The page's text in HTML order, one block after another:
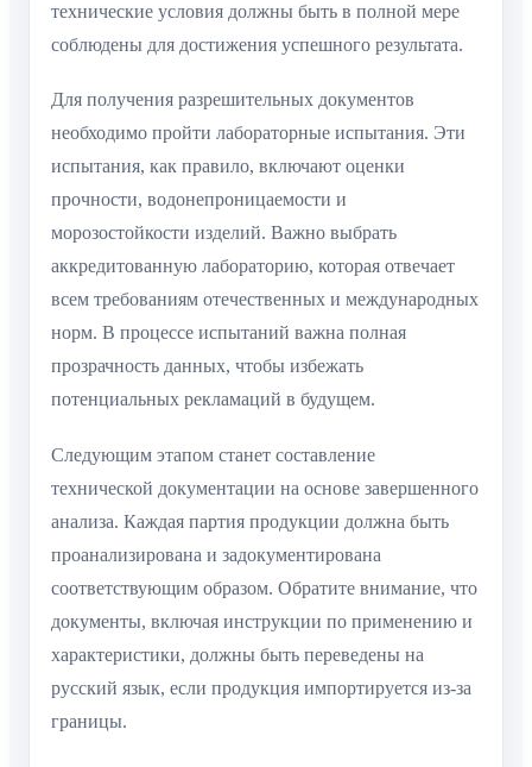
технические условия должны быть в полной мере
соблюдены для достижения успешного результата.
Для получения разрешительных документов
необходимо пройти лабораторные испытания. Эти
испытания, как правило, включают оценки
прочности, водонепроницаемости и
морозостойкости изделий. Важно выбрать
аккредитованную лабораторию, которая отвечает
всем требованиям отечественных и международных
норм. В процессе испытаний важна полная
прозрачность данных, чтобы избежать
потенциальных рекламаций в будущем.
Следующим этапом станет составление
технической документации на основе завершенного
анализа. Каждая партия продукции должна быть
проанализирована и задокументирована
соответствующим образом. Обратите внимание, что
документы, включая инструкции по применению и
характеристики, должны быть переведены на
русский язык, если продукция импортируется из-за
границы.